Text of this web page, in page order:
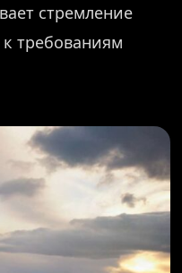
стремление
требованиям